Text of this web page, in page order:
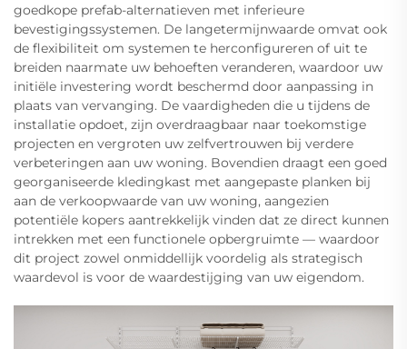
goedkope prefab-alternatieven met inferieure
bevestigingssystemen. De langetermijnwaarde omvat ook
de flexibiliteit om systemen te herconfigureren of uit te
breiden naarmate uw behoeften veranderen, waardoor uw
initiële investering wordt beschermd door aanpassing in
plaats van vervanging. De vaardigheden die u tijdens de
installatie opdoet, zijn overdraagbaar naar toekomstige
projecten en vergroten uw zelfvertrouwen bij verdere
verbeteringen aan uw woning. Bovendien draagt een goed
georganiseerde kledingkast met aangepaste planken bij
aan de verkoopwaarde van uw woning, aangezien
potentiële kopers aantrekkelijk vinden dat ze direct kunnen
intrekken met een functionele opbergruimte — waardoor
dit project zowel onmiddellijk voordelig als strategisch
waardevol is voor de waardestijging van uw eigendom.